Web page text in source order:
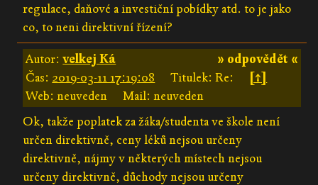
regulace, daňové a investiční pobídky atd. to je jako
co, to neni direktivní řízení?
» odpovědět «
Autor:velkej Ká
Čas: 2019-03-11 17:19:08 Titulek: Re:
[↑]
Web: neuveden
Mail: neuveden
Ok, takže poplatek za žáka/studenta ve škole není
určen direktivně, ceny léků nejsou určeny
direktivně, nájmy v některých místech nejsou
určeny direktivně, důchody nejsou určeny